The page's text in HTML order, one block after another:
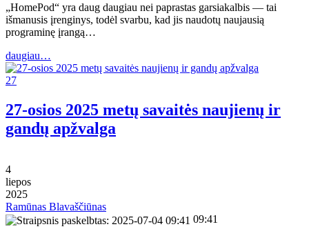
„HomePod“ yra daug daugiau nei paprastas garsiakalbis — tai
išmanusis įrenginys, todėl svarbu, kad jis naudotų naujausią
programinę įrangą…
daugiau…
27
27-osios 2025 metų savaitės naujienų ir
gandų apžvalga
4
liepos
2025
Ramūnas Blavaščiūnas
09:41